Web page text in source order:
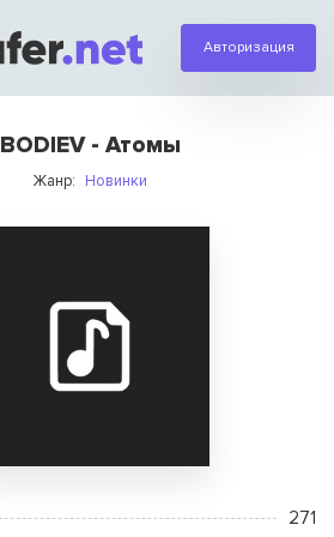
Авторизация
BODIEV - Атомы
Жанр: Новинки
271